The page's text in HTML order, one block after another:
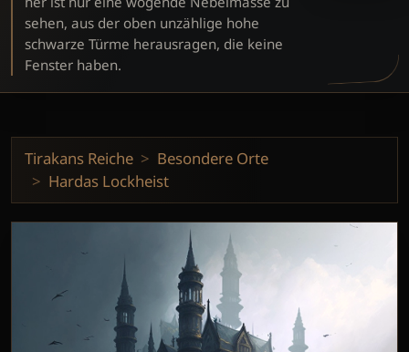
sehen, aus der oben unzählige hohe
schwarze Türme herausragen, die keine
Fenster haben.
Tirakans Reiche
Besondere Orte
Hardas Lockheist